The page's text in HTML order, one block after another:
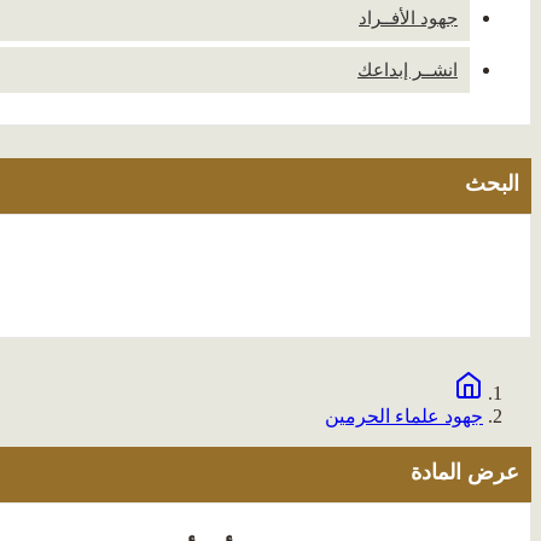
جهود الأفــراد
انشــر إبداعك
البحث
جهود علماء الحرمين
عرض المادة